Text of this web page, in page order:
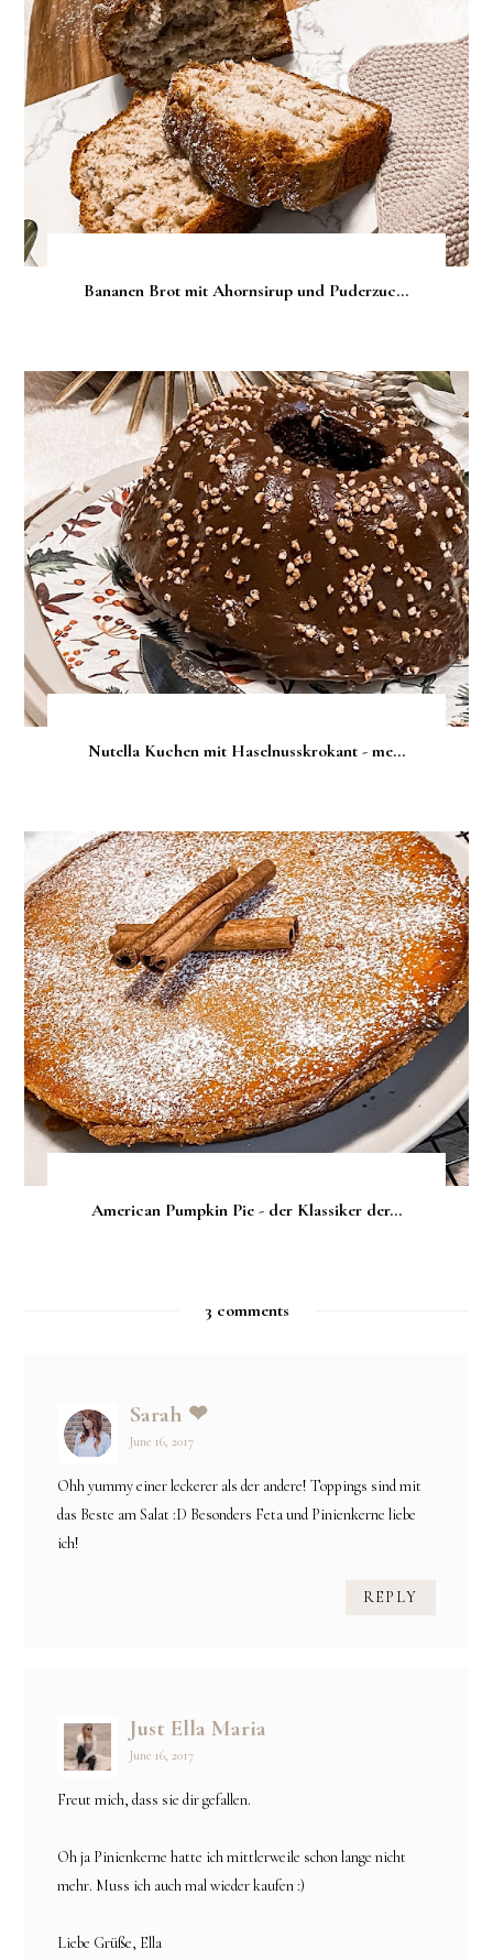
Bananen Brot mit Ahornsirup und Puderzuc...
Nutella Kuchen mit Haselnusskrokant - me...
American Pumpkin Pie - der Klassiker der...
3 comments
Sarah ❤
June 16, 2017
Ohh yummy einer leckerer als der andere! Toppings sind mit
das Beste am Salat :D Besonders Feta und Pinienkerne liebe
ich!
REPLY
Just Ella Maria
June 16, 2017
Freut mich, dass sie dir gefallen.
Oh ja Pinienkerne hatte ich mittlerweile schon lange nicht
mehr. Muss ich auch mal wieder kaufen :)
Liebe Grüße, Ella